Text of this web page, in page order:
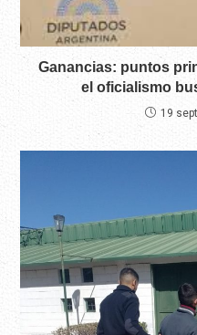
Ganancias: puntos
el oficialismo
19